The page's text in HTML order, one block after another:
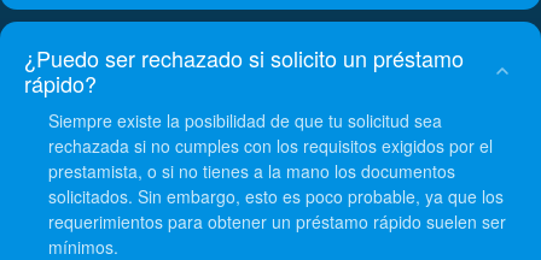
¿Puedo ser rechazado si solicito un préstamo
rápido?
Siempre existe la posibilidad de que tu solicitud sea
rechazada si no cumples con los requisitos exigidos por el
prestamista, o si no tienes a la mano los documentos
solicitados. Sin embargo, esto es poco probable, ya que los
requerimientos para obtener un préstamo rápido suelen ser
mínimos.